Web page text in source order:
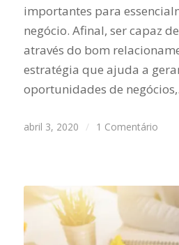
importantes para
negócio. Afinal, ser capaz
através do bom
estratégia que ajuda a
oportunidades de
abril 3, 2020 / 1 Comentário